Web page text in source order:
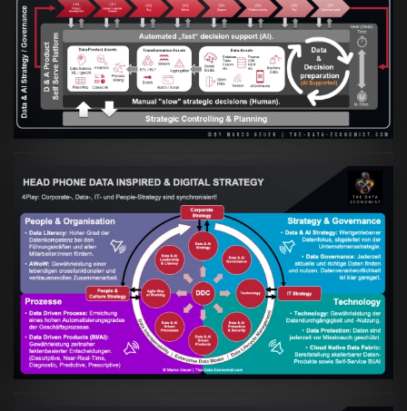
Artikel:Prozesse und Daten müssen Hand
in Hand gehen
VIEW
Artikel:Kennst Du schon die "Head Phone
Data Driven Strategy"?
VIEW